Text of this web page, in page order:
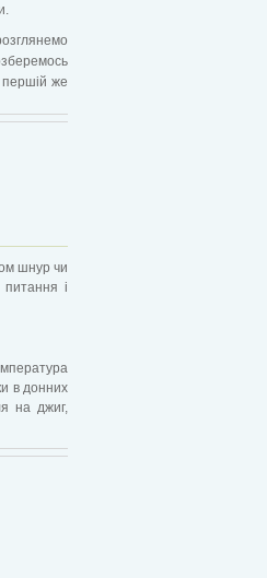
першій же
шнур чи
і
в донних
на джиг,